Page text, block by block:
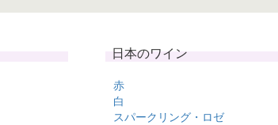
日本のワイン
赤
白
スパークリング・ロゼ